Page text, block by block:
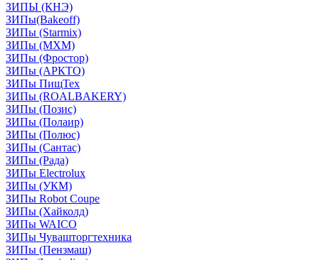
ЗИПЫ (КНЭ)
ЗИПы(Bakeoff)
ЗИПы (Starmix)
ЗИПы (МХМ)
ЗИПы (Фростор)
ЗИПы (АРКТО)
ЗИПы ПищТех
ЗИПы (ROALBAKERY)
ЗИПы (Позис)
ЗИПы (Полаир)
ЗИПы (Полюс)
ЗИПы (Сантас)
ЗИПы (Рада)
ЗИПы Electrolux
ЗИПы (УКМ)
ЗИПы Robot Coupe
ЗИПы (Хайколд)
ЗИПы WAICO
ЗИПы Чувашторгтехника
ЗИПы (Пензмаш)